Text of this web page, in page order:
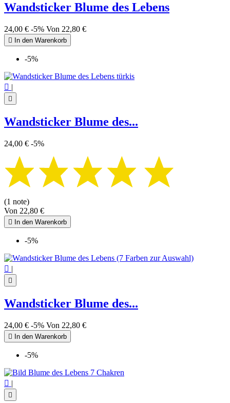
Wandsticker Blume des Lebens
24,00 € -5% Von 22,80 €
 In den Warenkorb
-5%
 |

Wandsticker Blume des...
24,00 € -5%
(1 note)
Von 22,80 €
 In den Warenkorb
-5%
 |

Wandsticker Blume des...
24,00 € -5% Von 22,80 €
 In den Warenkorb
-5%
 |
